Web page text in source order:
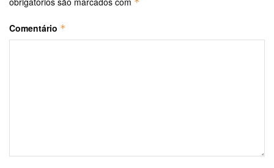
Comentário *